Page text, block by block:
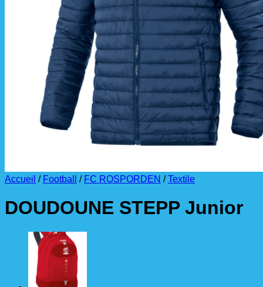
référent des équipements du club.
Accueil / Football / FC ROSPORDEN / Textile
DOUDOUNE STEPP Junior